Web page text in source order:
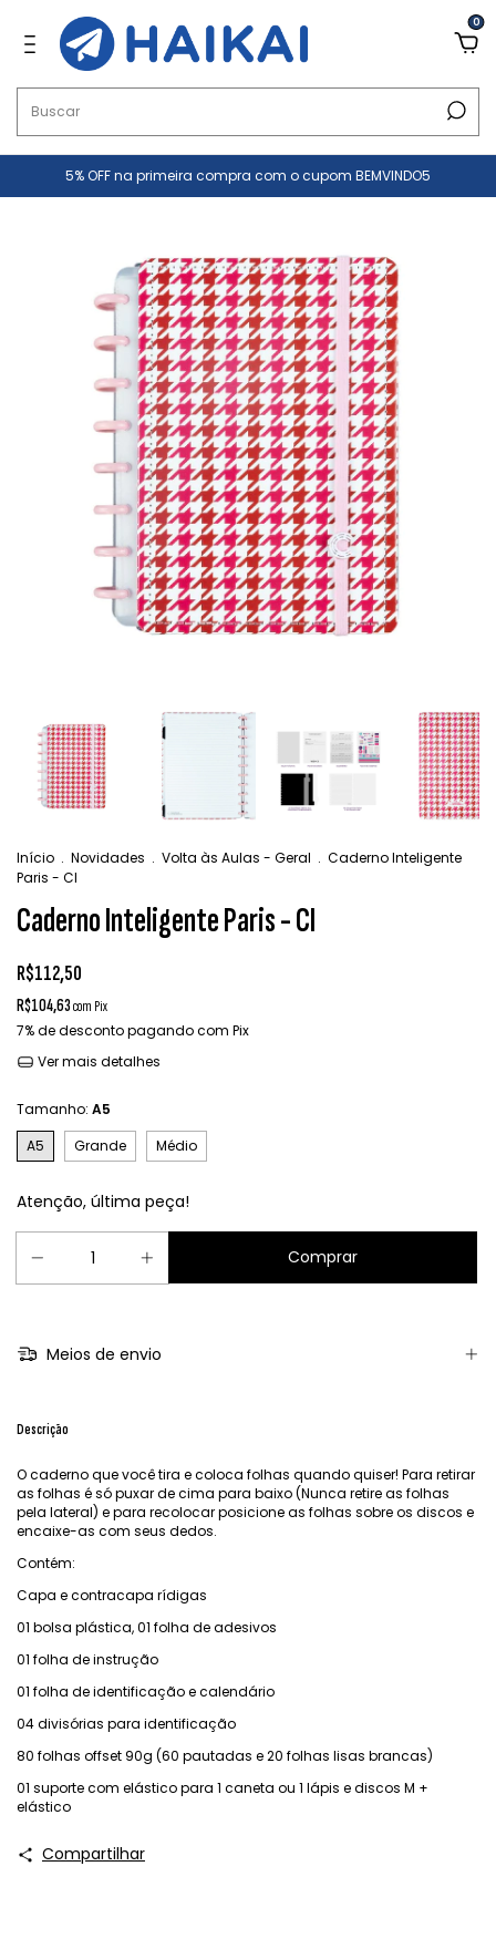
0
5% OFF na primeira compra com o cupom BEMVINDO5
Início . Novidades . Volta às Aulas - Geral . Caderno Inteligente
Paris - CI
Caderno Inteligente Paris - CI
R$112,50
R$104,63com Pix
7% de descontopagando com Pix
Ver mais detalhes
Tamanho: A5
A5
Grande Médio
Atenção, última peça!
Meios de envio
Descrição
O caderno que você tira e coloca folhas quando quiser! Para retirar
as folhas é só puxar de cima para baixo (Nunca retire as folhas
pela lateral) e para recolocar posicione as folhas sobre os discos e
encaixe-as com seus dedos.
Contém:
Capa e contracapa rídigas
01 bolsa plástica, 01 folha de adesivos
01 folha de instrução
01 folha de identificação e calendário
04 divisórias para identificação
80 folhas offset 90g (60 pautadas e 20 folhas lisas brancas)
01 suporte com elástico para 1 caneta ou 1 lápis e discos M +
elástico
Compartilhar